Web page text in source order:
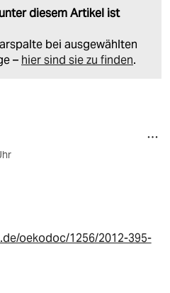
diesem Artikel ist
bei ausgewählten
– hier sind sie zu finden.
oekodoc/1256/2012-395-